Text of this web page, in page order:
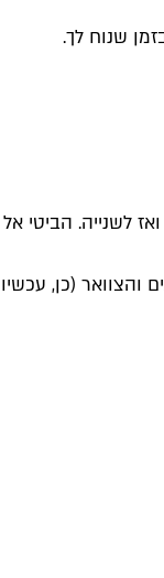
שנוח לך.
לשנייה. הביטי אל
והצוואר (כן, עכשיו